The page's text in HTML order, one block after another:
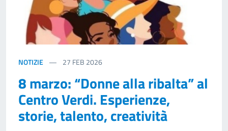
NOTIZIE 27 FEB 2026
8 marzo: “Donne alla ribalta” al
Centro Verdi. Esperienze,
storie, talento, creatività